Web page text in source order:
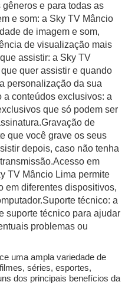
e para todas as
e som: a Sky TV Mâncio
de imagem e som,
de visualização mais
assistir: a Sky TV
quer assistir e quando
personalização da sua
a conteúdos exclusivos: a
que só podem ser
de
que você grave os seus
depois, caso não tenha
em
TV Mâncio Lima permite
em diferentes dispositivos,
técnico: a
suporte técnico para ajudar
problemas ou
uma ampla variedade de
séries, esportes,
dos principais benefícios da